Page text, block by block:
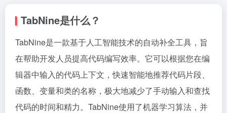
TabNine是什么？
TabNine是一款基于人工智能技术的自动补全工具，旨
在帮助开发人员提高代码编写效率。它可以根据您在编
辑器中输入的代码上下文，快速智能地推荐代码片段、
函数、变量和类的名称，极大地减少了手动输入和查找
代码的时间和精力。TabNine使用了机器学习算法，并